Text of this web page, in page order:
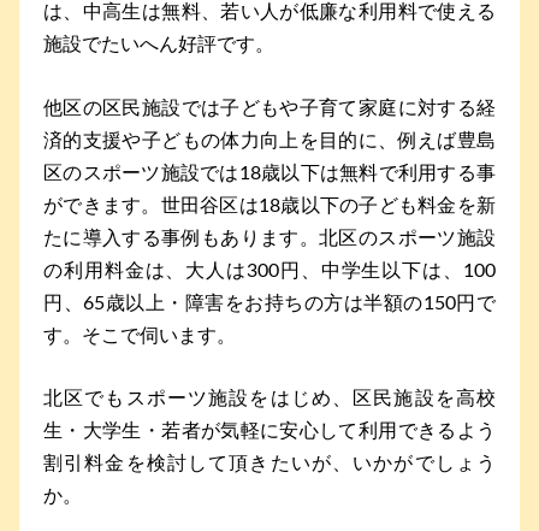
は、中高生は無料、若い人が低廉な利用料で使える
施設でたいへん好評です。
他区の区民施設では子どもや子育て家庭に対する経
済的支援や子どもの体力向上を目的に、例えば豊島
区のスポーツ施設では18歳以下は無料で利用する事
ができます。世田谷区は18歳以下の子ども料金を新
たに導入する事例もあります。北区のスポーツ施設
の利用料金は、大人は300円、中学生以下は、100
円、65歳以上・障害をお持ちの方は半額の150円で
す。そこで伺います。
北区でもスポーツ施設をはじめ、区民施設を高校
生・大学生・若者が気軽に安心して利用できるよう
割引料金を検討して頂きたいが、いかがでしょう
か。